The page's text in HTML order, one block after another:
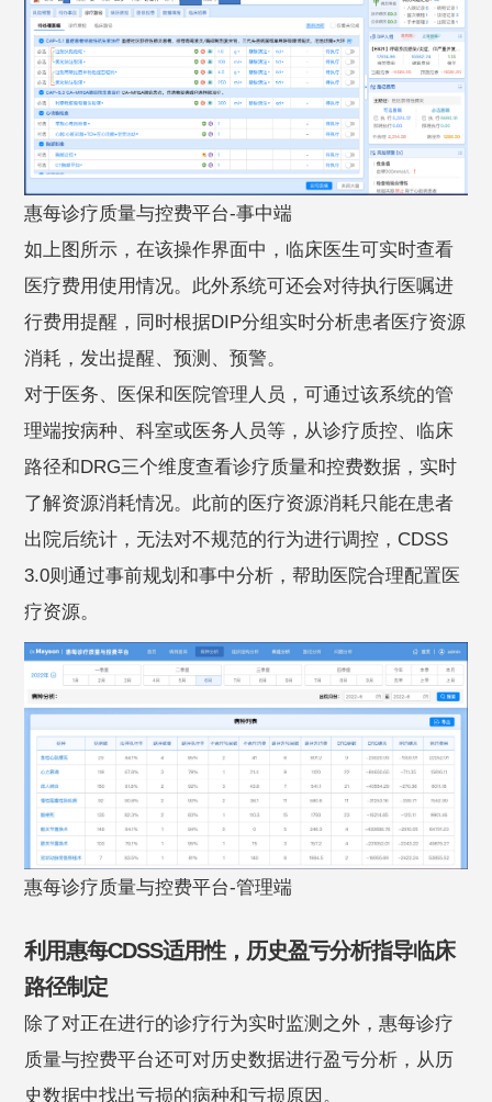
惠每诊疗质量与控费平台-事中端
如上图所示，在该操作界面中，临床医生可实时查看
医疗费用使用情况。此外系统可还会对待执行医嘱进
行费用提醒，同时根据DIP分组实时分析患者医疗资源
消耗，发出提醒、预测、预警。
对于医务、医保和医院管理人员，可通过该系统的管
理端按病种、科室或医务人员等，从诊疗质控、临床
路径和DRG三个维度查看诊疗质量和控费数据，实时
了解资源消耗情况。此前的医疗资源消耗只能在患者
出院后统计，无法对不规范的行为进行调控，CDSS
3.0则通过事前规划和事中分析，帮助医院合理配置医
疗资源。
惠每诊疗质量与控费平台-管理端
利用惠每CDSS适用性，历史盈亏分析指导临床
路径制定
除了对正在进行的诊疗行为实时监测之外，惠每诊疗
质量与控费平台还可对历史数据进行盈亏分析，从历
史数据中找出亏损的病种和亏损原因。